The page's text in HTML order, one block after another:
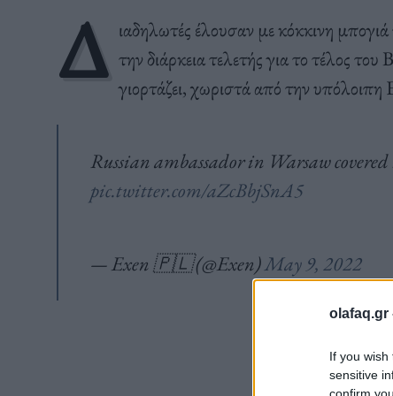
olafaq.gr
If you
sensitive
Δ ιαδηλωτές έλουσαν με κόκκινη
την διάρκεια τελετής για το τέλος
γιορτάζει, χωριστά από την
Russian ambassador in Warsaw
pic.twitter.com/aZcBbjSnA5
— Exen 🇵🇱 (@Exen)May 9, 2022